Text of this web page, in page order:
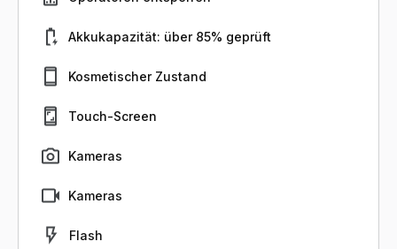
Akkukapazität: über 85% geprüft
Kosmetischer Zustand
Touch-Screen
Kameras
Kameras
Flash